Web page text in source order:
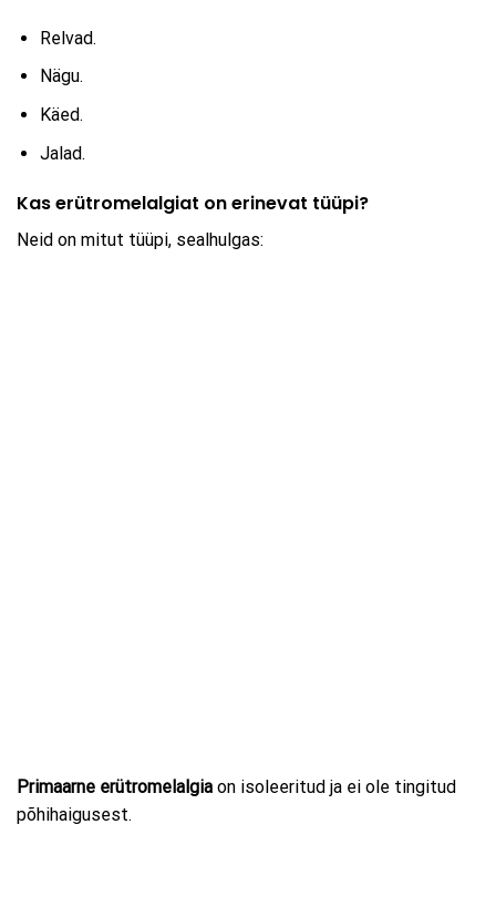
Relvad.
Nägu.
Käed.
Jalad.
Kas erütromelalgiat on erinevat tüüpi?
Neid on mitut tüüpi, sealhulgas:
Primaarne erütromelalgia on isoleeritud ja ei ole tingitud
põhihaigusest.